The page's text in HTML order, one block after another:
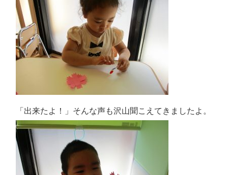
「出来たよ！」そんな声も沢山聞こえてきましたよ。